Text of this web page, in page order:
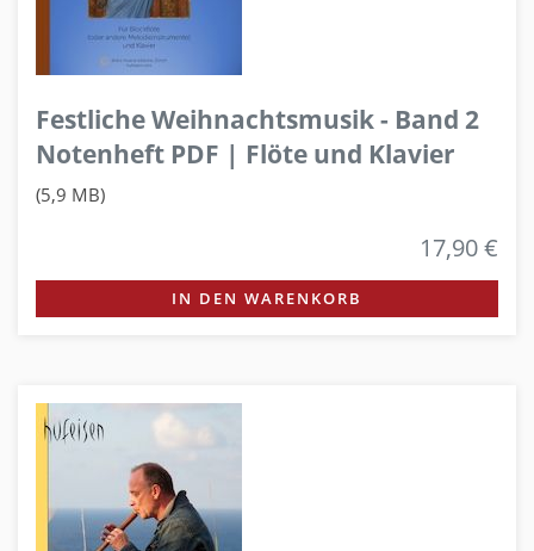
Festliche Weihnachtsmusik - Band 2
Notenheft PDF | Flöte und Klavier
(5,9 MB)
17,90 €
IN DEN WARENKORB